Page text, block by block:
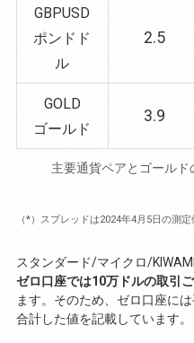
GBPUSD
ポンドド
ル
2.5
GOLD
ゴールド
3.9
主要通貨ペアとゴールド
（*）スプレッドは2024年4月5日の測定
スタンダード/マイクロ/
ゼロ口座では10万ドルの取引
ます。そのため、ゼロ口座に
合計した値を記載しています。